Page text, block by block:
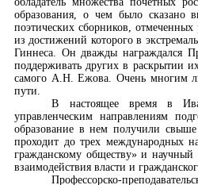
образования, о чем было сказано
поэтических сборников,
из достижений которого в
Гиннеса. Он дважды награждался
поддерживать других в раскрытии
самого А.Н. Ежова. Очень многим
пути.
В настоящее время в
управленческим направлениям
образование в нем получили
проходит до трех международных
гражданскому обществу» и научный
взаимодействия власти и
Профессорско-